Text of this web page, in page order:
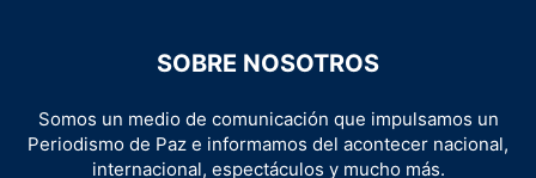
SOBRE NOSOTROS
Somos un medio de comunicación que impulsamos un
Periodismo de Paz e informamos del acontecer nacional,
internacional, espectáculos y mucho más.